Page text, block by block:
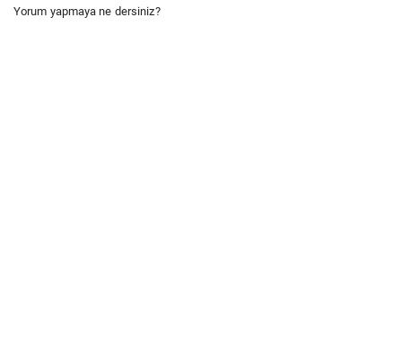
Yorum yapmaya ne dersiniz?